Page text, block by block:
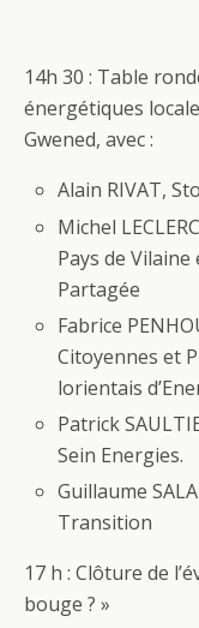
14h 30 : Table
énergétiques
Gwened, avec :
Alain RIVAT,
Michel
Pays de
Partagée
Fabrice
Citoyennes et
lorientais
Patrick
Sein Energies.
Guillaume
Transition
17 h : Clôture de
bouge ? »